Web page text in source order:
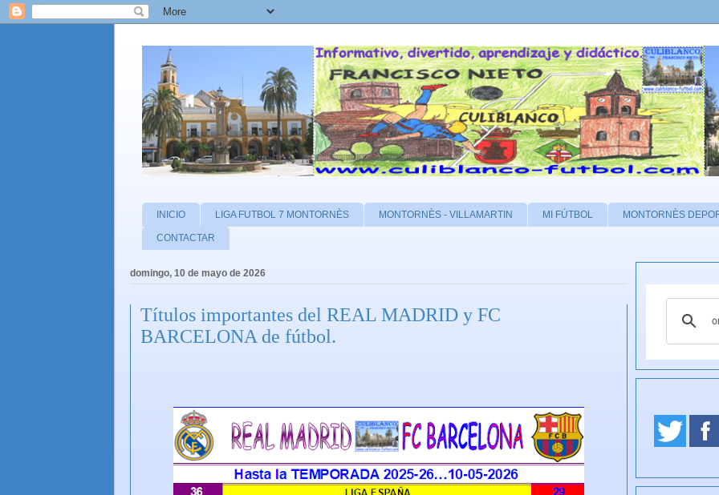
INICIO LIGA FUTBOL 7 MONTORNÈS MONTORNÈS - VILLAMARTIN MI FÚTBOL MONTORNÈS
CONTACTAR
domingo, 10 de mayo de 2026
Títulos importantes del REAL MADRID y FC
BARCELONA de fútbol.